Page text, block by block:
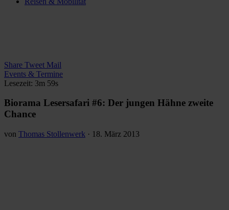
Share Tweet Mail
Events & Termine
Lesezeit: 3m 59s
Biorama Lesersafari #6: Der jungen Hähne zweite
Chance
von Thomas Stollenwerk · 18. März 2013